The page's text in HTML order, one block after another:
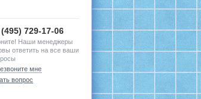
729-17-06
Наши менеджеры
ответить на все ваши
мне
вопрос